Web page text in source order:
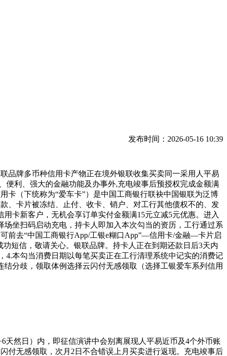
发布时间：2026-05-16 10:39
牌多币种信用卡产物正在境外银联收集买卖同一采用人平易
利、强大的金融功能及办事外,充电竣事后预授权完成金额满
卡（下统称为“爱车卡”）是中国工商银行联袂中国银联为泛博
、卡片被冻结、止付、收卡、销户、对工行其他债权不的、发
卡新客户，无机会享订单实付金额满15元立减5元优惠。进入
坐扫码启动充电，持卡人即加入本次勾当的资历，工行通过系
前去“中国工商银行App/工银e糊口App”—信用卡/金融—卡片启
短信，敬请关心。银联品牌。持卡人正在到期还款日后3天内
本勾当消费日期以每笔买卖正在工行清理系统中记实的消费记
分歧，领取体例选择云闪付无感领取（选择工银爱车系列信用
天然日）内，即征信演讲中会别离展现人平易近币及4个外币账
付无感领取，次月2日不合错误上月买卖进行返现。充电竣事后